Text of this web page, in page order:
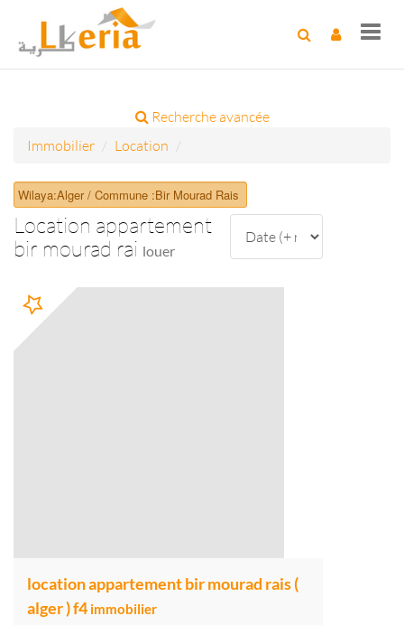
Recherche avancée
Immobilier
Location
Wilaya:Alger / Commune :Bir Mourad Rais
Location appartement
bir mourad rai louer
location appartement bir mourad rais (
alger ) f4 immobilier